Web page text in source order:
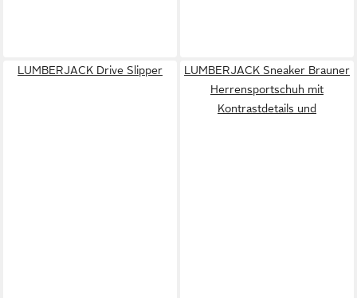
LUMBERJACK Drive Slipper
LUMBERJACK Sneaker Brauner
Herrensportschuh mit
Kontrastdetails und